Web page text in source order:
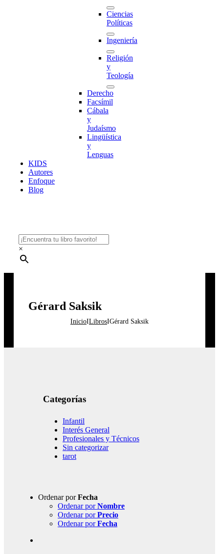
Ciencias
Políticas
Ingeniería
Religión
y
Teología
Derecho
Facsímil
Cábala
y
Judaísmo
Lingüística
y
Lenguas
KIDS
Autores
Enfoque
Blog
×
Gérard Saksik
InicioILibrosIGérard Saksik
Categorías
Infantil
Interés General
Profesionales y Técnicos
Sin categorizar
tarot
Ordenar porFecha
Ordenar porNombre
Ordenar porPrecio
Ordenar porFecha